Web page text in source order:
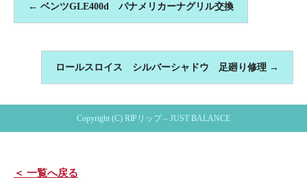
← ベンツGLE400d パナメリカーナグリル交換
ロールスロイス シルバーシャドウ 足廻り修理 →
Copyright (C) RIPリップ – JUST BALANCE
＜ 一覧へ戻る